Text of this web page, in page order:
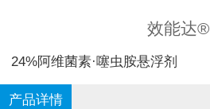
效能达®
24%阿维菌素·噻虫胺悬浮剂
产品详情